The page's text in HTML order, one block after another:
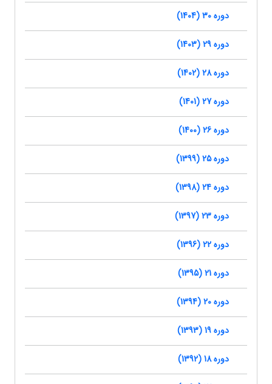
دوره 30 (1404)
دوره 29 (1403)
دوره 28 (1402)
دوره 27 (1401)
دوره 26 (1400)
دوره 25 (1399)
دوره 24 (1398)
دوره 23 (1397)
دوره 22 (1396)
دوره 21 (1395)
دوره 20 (1394)
دوره 19 (1393)
دوره 18 (1392)